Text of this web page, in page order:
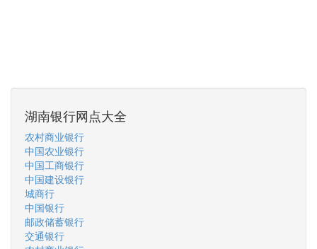
湖南银行网点大全
农村商业银行
中国农业银行
中国工商银行
中国建设银行
城商行
中国银行
邮政储蓄银行
交通银行